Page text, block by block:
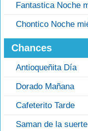
Fantastica Noche
Chontico Noche
Chances
Antioqueñita Día
Dorado Mañana
Cafeterito Tarde
Saman de la suerte